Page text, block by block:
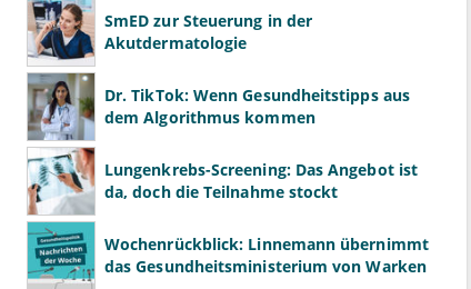
SmED zur Steuerung in der
Akutdermatologie
Dr. TikTok: Wenn Gesundheitstipps aus
dem Algorithmus kommen
Lungenkrebs-Screening: Das Angebot ist
da, doch die Teilnahme stockt
Wochenrückblick: Linnemann übernimmt
das Gesundheitsministerium von Warken